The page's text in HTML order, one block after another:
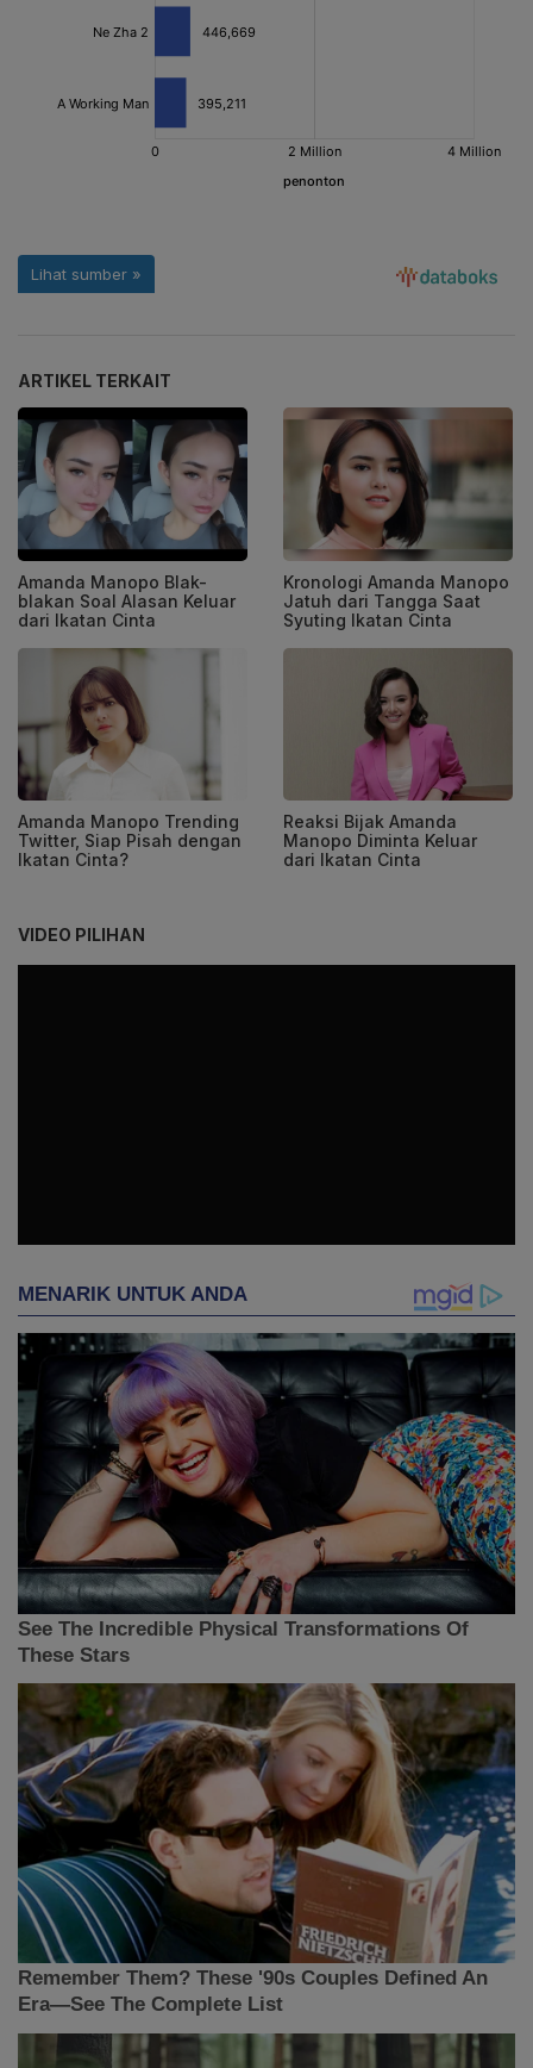
ARTIKEL TERKAIT
Amanda Manopo Blak-
blakan Soal Alasan Keluar
dari Ikatan Cinta
Kronologi Amanda Manopo
Jatuh dari Tangga Saat
Syuting Ikatan Cinta
Amanda Manopo Trending
Twitter, Siap Pisah dengan
Ikatan Cinta?
Reaksi Bijak Amanda
Manopo Diminta Keluar
dari Ikatan Cinta
VIDEO PILIHAN